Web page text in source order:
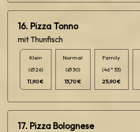
16. Pizza Tonno
mit Thunfisch
Klein
(Ø 26)
11,90 €
Normal
(Ø 30)
13,70 €
Family
(46 * 33)
25,90 €
17. Pizza Bolognese